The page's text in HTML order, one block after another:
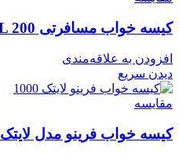
کیسه خواب مسافرتی TRAVEL 200 فرینو
افزودن به علاقه‌مندی
دیدن سریع
مقایسه
کیسه خواب فرینو مدل لایتک 1000